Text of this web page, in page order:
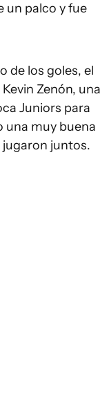
un palco y fue
de los goles, el
Zenón, una
Juniors para
una muy buena
juntos.